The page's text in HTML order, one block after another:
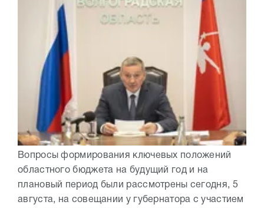
Вопросы формирования ключевых положений
областного бюджета на будущий год и на
плановый период были рассмотрены сегодня, 5
августа, на совещании у губернатора с участием